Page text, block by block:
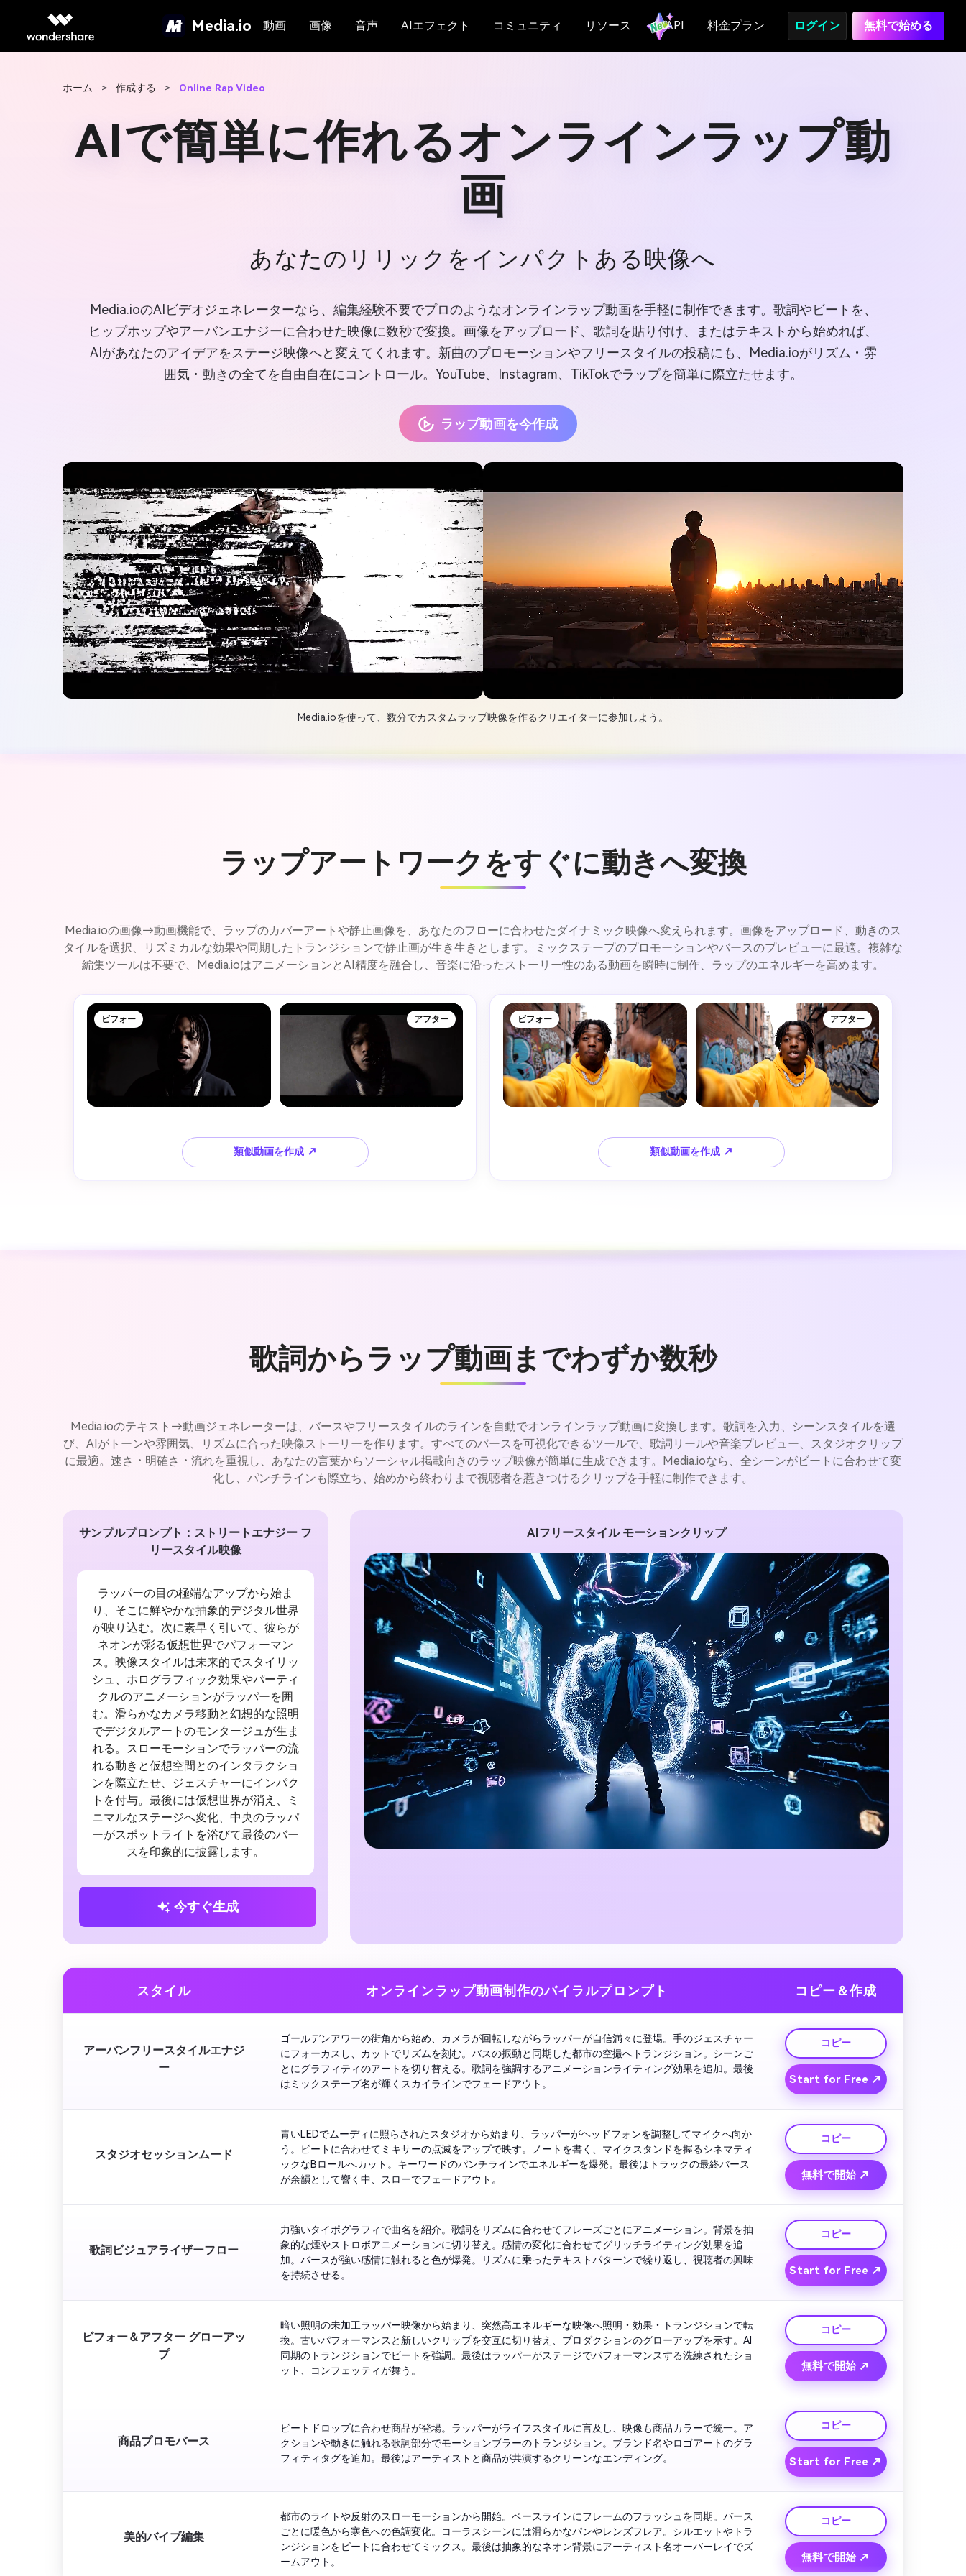
Media.io 動画 画像 音声 AIエフェクト コミュニティ リソース API 料金プラン ログイン 無料で始める
ホーム > 作成する > Online Rap Video
AIで簡単に作れるオンラインラップ動
画
あなたのリリックをインパクトある映像へ
Media.ioのAIビデオジェネレーターなら、編集経験不要でプロのようなオンラインラップ動画を手軽に制作できます。歌詞やビートを、
ヒップホップやアーバンエナジーに合わせた映像に数秒で変換。画像をアップロード、歌詞を貼り付け、またはテキストから始めれば、
AIがあなたのアイデアをステージ映像へと変えてくれます。新曲のプロモーションやフリースタイルの投稿にも、Media.ioがリズム・雰
囲気・動きの全てを自由自在にコントロール。YouTube、Instagram、TikTokでラップを簡単に際立たせます。
ラップ動画を今作成
Media.ioを使って、数分でカスタムラップ映像を作るクリエイターに参加しよう。
ラップアートワークをすぐに動きへ変換
Media.ioの画像→動画機能で、ラップのカバーアートや静止画像を、あなたのフローに合わせたダイナミック映像へ変えられます。画像をアップロード、動きのス
タイルを選択、リズミカルな効果や同期したトランジションで静止画が生き生きとします。ミックステープのプロモーションやバースのプレビューに最適。複雑な
編集ツールは不要で、Media.ioはアニメーションとAI精度を融合し、音楽に沿ったストーリー性のある動画を瞬時に制作、ラップのエネルギーを高めます。
ビフォー アフター
類似動画を作成 ↗
ビフォー アフター
類似動画を作成 ↗
歌詞からラップ動画までわずか数秒
Media.ioのテキスト→動画ジェネレーターは、バースやフリースタイルのラインを自動でオンラインラップ動画に変換します。歌詞を入力、シーンスタイルを選
び、AIがトーンや雰囲気、リズムに合った映像ストーリーを作ります。すべてのバースを可視化できるツールで、歌詞リールや音楽プレビュー、スタジオクリップ
に最適。速さ・明確さ・流れを重視し、あなたの言葉からソーシャル掲載向きのラップ映像が簡単に生成できます。Media.ioなら、全シーンがビートに合わせて変
化し、パンチラインも際立ち、始めから終わりまで視聴者を惹きつけるクリップを手軽に制作できます。
サンプルプロンプト：ストリートエナジー フ
リースタイル映像
ラッパーの目の極端なアップから始ま
り、そこに鮮やかな抽象的デジタル世界
が映り込む。次に素早く引いて、彼らが
ネオンが彩る仮想世界でパフォーマン
ス。映像スタイルは未来的でスタイリッ
シュ、ホログラフィック効果やパーティ
クルのアニメーションがラッパーを囲
む。滑らかなカメラ移動と幻想的な照明
でデジタルアートのモンタージュが生ま
れる。スローモーションでラッパーの流
れる動きと仮想空間とのインタラクショ
ンを際立たせ、ジェスチャーにインパク
トを付与。最後には仮想世界が消え、ミ
ニマルなステージへ変化、中央のラッパ
ーがスポットライトを浴びて最後のバー
スを印象的に披露します。
今すぐ生成
AIフリースタイル モーションクリップ
スタイル オンラインラップ動画制作のバイラルプロンプト コピー＆作成
アーバンフリースタイルエナジ
ー
ゴールデンアワーの街角から始め、カメラが回転しながらラッパーが自信満々に登場。手のジェスチャー
にフォーカスし、カットでリズムを刻む。バスの振動と同期した都市の空撮へトランジション。シーンご
とにグラフィティのアートを切り替える。歌詞を強調するアニメーションライティング効果を追加。最後
コピー
Start for Free ↗
スタジオセッションムード
青いLEDでムーディに照らされたスタジオから始まり、ラッパーがヘッドフォンを調整してマイクへ向か
う。ビートに合わせてミキサーの点滅をアップで映す。ノートを書く、マイクスタンドを握るシネマティ
ックなBロールへカット。キーワードのパンチラインでエネルギーを爆発。最後はトラックの最終バース
コピー
無料で開始 ↗
歌詞ビジュアライザーフロー
力強いタイポグラフィで曲名を紹介。歌詞をリズムに合わせてフレーズごとにアニメーション。背景を抽
象的な煙やストロボアニメーションに切り替え。感情の変化に合わせてグリッチライティング効果を追
加。バースが強い感情に触れると色が爆発。リズムに乗ったテキストパターンで繰り返し、視聴者の興味
コピー
Start for Free ↗
ビフォー＆アフター グローアッ
プ
暗い照明の未加工ラッパー映像から始まり、突然高エネルギーな映像へ照明・効果・トランジションで転
換。古いパフォーマンスと新しいクリップを交互に切り替え、プロダクションのグローアップを示す。AI
同期のトランジションでビートを強調。最後はラッパーがステージでパフォーマンスする洗練されたショ
コピー
無料で開始 ↗
商品プロモバース
ビートドロップに合わせ商品が登場。ラッパーがライフスタイルに言及し、映像も商品カラーで統一。ア
クションや動きに触れる歌詞部分でモーションブラーのトランジション。ブランド名やロゴアートのグラ
コピー
Start for Free ↗
美的バイブ編集
都市のライトや反射のスローモーションから開始。ベースラインにフレームのフラッシュを同期。バース
ごとに暖色から寒色への色調変化。コーラスシーンには滑らかなパンやレンズフレア。シルエットやトラ
ンジションをビートに合わせてミックス。最後は抽象的なネオン背景にアーティスト名オーバーレイでズ
コピー
無料で開始 ↗